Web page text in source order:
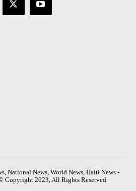
National News, World News, Haiti News -
Copyright 2023, All Rights Reserved